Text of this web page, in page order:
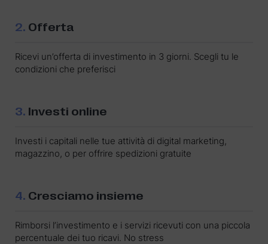
2. Offerta
Ricevi un’offerta di investimento in 3 giorni. Scegli tu le
condizioni che preferisci
3. Investi online
Investi i capitali nelle tue attività di digital marketing,
magazzino, o per offrire spedizioni gratuite
4. Cresciamo insieme
Rimborsi l’investimento e i servizi ricevuti con una piccola
percentuale dei tuo ricavi. No stress